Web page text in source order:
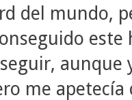
del mundo,
me apetecía